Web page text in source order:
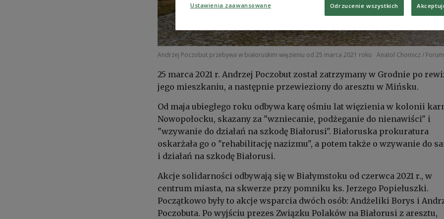
Andrzej Poczobut przebywa w białoruskim więzieniu od 25 marca 2021 roku Anatol Chomicz / Forum
25 marca 2021 r. Andrzej Poczobut został zatrzymany w Grodnie po
jego mieszkaniu, a następnie przewieziony do aresztu w Mińsku.
Od maja ubiegłego roku odbywa karę ośmiu lat więzienia w kolonii
Nowopołocku, skazany za "wzniecanie, podżeganie do nienawiści" i
"wzywanie do działań na szkodę Białorusi". Białoruska prokuratura
oskarżała go o "rehabilitację nazizmu", a potem także o wzywanie do
i działań na szkodę Białorusi.
Akcje solidarności odbywają się w Białymstoku od czerwca 2021 r., w
centrum miasta, na skwerze przy pomniku ks. Jerzego Popiełuszki.
Początkowo były to akcje wsparcia dwóch osób: Andżeliki Borys i
Poczobuta. Po wyjściu prezes Związku Polaków na Białorusi z aresztu,
Ustawienia zaawansowane Odrzucenie wszystkich